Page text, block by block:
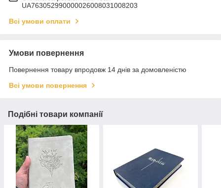
UA763052990000026008031008203
Всі умови оплати
Умови повернення
Повернення товару впродовж 14 днів за домовленістю
Всі умови повернення
Подібні товари компанії